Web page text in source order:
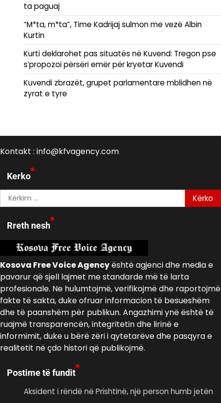
ta paguaj
“M*ta, m*ta”, Time Kadrijaj sulmon me vezë Albin
Kurtin
Kurti deklarohet pas situatës në Kuvend: Tregon pse
s’propozoi përsëri emër për kryetar Kuvendi
Kuvendi zbrazët, grupet parlamentare mblidhen në
zyrat e tyre
Kontakt : info@kfvagency.com
Kerko
Kërko
për:
Rreth nesh
Kosova Free Voice Agencyështë agjenci dhe media e
pavarur që sjell lajmet me standarde më të larta
profesionale. Ne hulumtojmë, verifikojmë dhe raportojmë
fakte të sakta, duke ofruar informacion të besueshëm
dhe të paanshëm për publikun. Angazhimi ynë është të
ruajmë transparencën, integritetin dhe lirinë e
informimit, duke u bërë zëri i qytetarëve dhe pasqyra e
realitetit në çdo histori që publikojmë.
Postime të fundit
Aksident i rëndë në Prishtinë, një person humb jetën